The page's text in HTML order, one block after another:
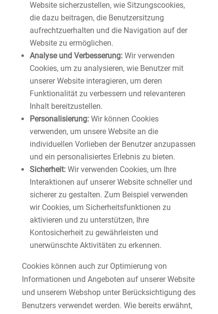
Website sicherzustellen, wie Sitzungscookies,
die dazu beitragen, die Benutzersitzung
aufrechtzuerhalten und die Navigation auf der
Website zu ermöglichen.
Analyse und Verbesserung: Wir verwenden
Cookies, um zu analysieren, wie Benutzer mit
unserer Website interagieren, um deren
Funktionalität zu verbessern und relevanteren
Inhalt bereitzustellen.
Personalisierung:Wir können Cookies
verwenden, um unsere Website an die
individuellen Vorlieben der Benutzer anzupassen
und ein personalisiertes Erlebnis zu bieten.
Sicherheit:Wir verwenden Cookies, um Ihre
Interaktionen auf unserer Website schneller und
sicherer zu gestalten. Zum Beispiel verwenden
wir Cookies, um Sicherheitsfunktionen zu
aktivieren und zu unterstützen, Ihre
Kontosicherheit zu gewährleisten und
unerwünschte Aktivitäten zu erkennen.
Cookies können auch zur Optimierung von
Informationen und Angeboten auf unserer Website
und unserem Webshop unter Berücksichtigung des
Benutzers verwendet werden. Wie bereits erwähnt,